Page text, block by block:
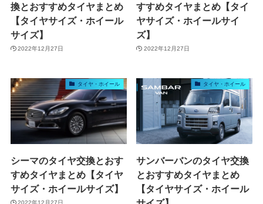
換とおすすめタイヤまとめ
【タイヤサイズ・ホイール
サイズ】
2022年12月27日
すすめタイヤまとめ【タイ
ヤサイズ・ホイールサイ
ズ】
2022年12月27日
タイヤ・ホイール
シーマのタイヤ交換とおす
すめタイヤまとめ【タイヤ
サイズ・ホイールサイズ】
タイヤ・ホイール
サンバーバンのタイヤ交換
とおすすめタイヤまとめ
【タイヤサイズ・ホイール